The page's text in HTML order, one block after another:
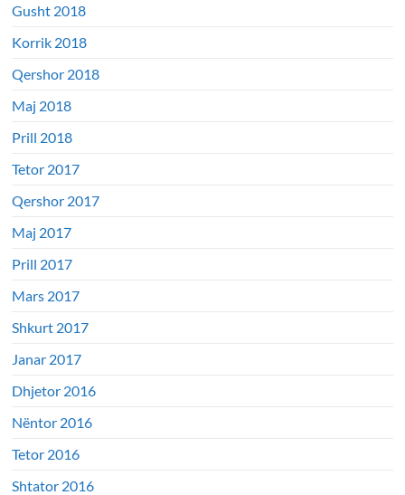
Gusht 2018
Korrik 2018
Qershor 2018
Maj 2018
Prill 2018
Tetor 2017
Qershor 2017
Maj 2017
Prill 2017
Mars 2017
Shkurt 2017
Janar 2017
Dhjetor 2016
Nëntor 2016
Tetor 2016
Shtator 2016